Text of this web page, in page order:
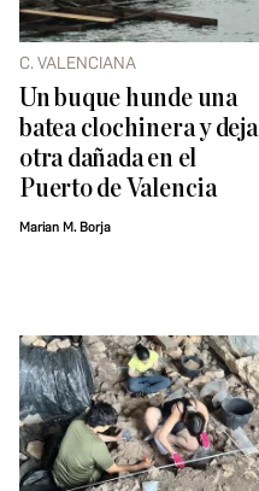
C. VALENCIANA
Un buque hunde una
batea clochinera y deja
otra dañada en el
Puerto de Valencia
Marian M. Borja